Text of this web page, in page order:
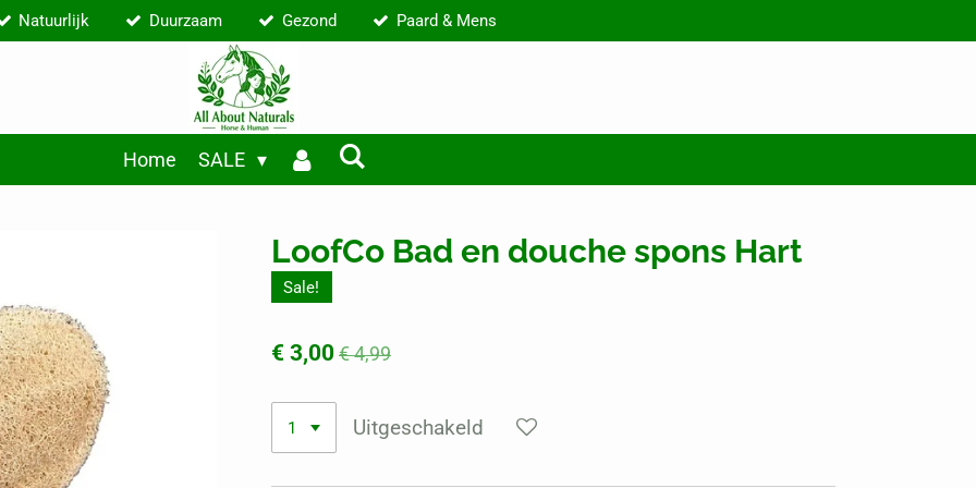
Natuurlijk Duurzaam Gezond Paard & Mens
Home SALE
LoofCo Bad en douche spons Hart
Sale!
€ 3,00 € 4,99
Uitgeschakeld